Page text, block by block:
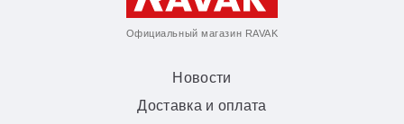
Официальный магазин RAVAK
Новости
Доставка и оплата